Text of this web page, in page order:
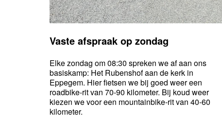
Vaste afspraak op zondag
Elke zondag om 08:30 spreken we af aan ons
basiskamp: Het Rubenshof aan de kerk in
Eppegem. Hier fietsen we bij goed weer een
roadbike-rit van 70-90 kilometer. Bij koud weer
kiezen we voor een mountainbike-rit van 40-60
kilometer.